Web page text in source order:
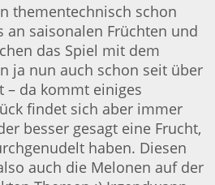
thementechnisch schon
an saisonalen Früchten und
das Spiel mit dem
ja nun auch schon seit über
– da kommt einiges
findet sich aber immer
besser gesagt eine Frucht,
haben. Diesen
auch die Melonen auf der